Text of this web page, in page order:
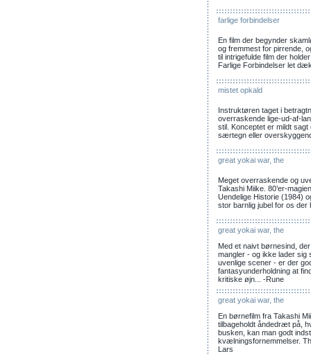
farlige forbindelser
En film der begynder
og fremmest for pirrende,
til intrigefulde film der
Farlige Forbindelser let
mistet opkald
Instruktøren taget i
overraskende lige-ud-af-
stil. Konceptet er mildt
særtegn eller
great yokai war, the
Meget overraskende og
Takashi Miike. 80’er-
Uendelige Historie (1984)
stor barnlig jubel for os der
great yokai war, the
Med et naivt børnesind,
mangler - og ikke lader
uvenlige scener - er der
fantasyunderholdning at
kritiske øjn... -Rune
great yokai war, the
En børnefilm fra Takashi
tilbageholdt åndedræt på,
busken, kan man godt
kvælningsfornemmelser.
Lars